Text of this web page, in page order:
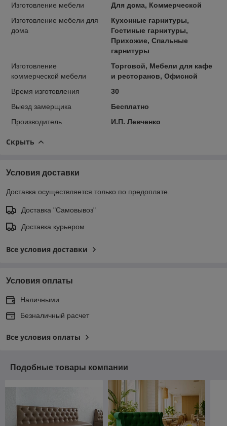
Изготовление мебели
Для дома, Коммерческой
Изготовление мебели для
дома
Кухонные гарнитуры,
Гостиные гарнитуры,
Прихожие, Спальные
гарнитуры
Изготовление
коммерческой мебели
Торговой, Мебели для кафе
и ресторанов, Офисной
Время изготовления
30
Выезд замерщика
Бесплатно
Производитель
И.П. Левченко
Скрыть
Условия доставки
Доставка осуществляется только по предоплате.
Доставка "Самовывоз"
Доставка курьером
Все условия доставки
Условия оплаты
Наличными
Безналичный расчет
Все условия оплаты
Подобные товары компании